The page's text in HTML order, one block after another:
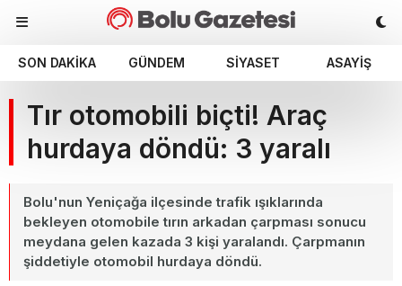
SON DAKIKA GÜNDEM SIYASET ASAYIŞ
Tır otomobili biçti! Araç
hurdaya döndü: 3 yaralı
Bolu'nun Yeniçağa ilçesinde trafik ışıklarında
bekleyen otomobile tırın arkadan çarpması sonucu
meydana gelen kazada 3 kişi yaralandı. Çarpmanın
şiddetiyle otomobil hurdaya döndü.